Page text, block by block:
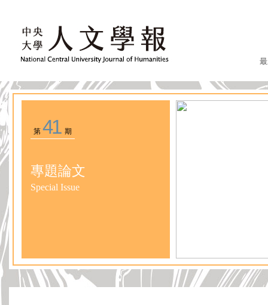
第 41期
專題論文
Special Issue